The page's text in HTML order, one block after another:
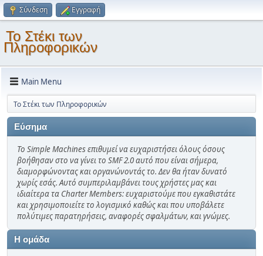
Σύνδεση Εγγραφή
Το Στέκι των
Πληροφορικών
Main Menu
Το Στέκι των Πληροφορικών
Εύσημα
Το Simple Machines επιθυμεί να ευχαριστήσει όλους όσους
βοήθησαν στο να γίνει το SMF 2.0 αυτό που είναι σήμερα,
διαμορφώνοντας και οργανώνοντάς το. Δεν θα ήταν δυνατό
χωρίς εσάς. Αυτό συμπεριλαμβάνει τους χρήστες μας και
ιδιαίτερα τα Charter Members: ευχαριστούμε που εγκαθιστάτε
και χρησιμοποιείτε το λογισμικό καθώς και που υποβάλετε
πολύτιμες παρατηρήσεις, αναφορές σφαλμάτων, και γνώμες.
Η ομάδα